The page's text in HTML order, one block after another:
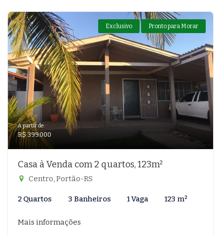
Exclusivo Pronto para Morar
A partir de:
R$ 399.000
Casa à Venda com 2 quartos, 123m²
Centro, Portão-RS
2 Quartos 3 Banheiros 1 Vaga 123 m²
Mais informações